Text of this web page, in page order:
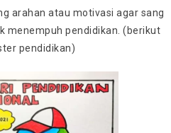
arahan atau motivasi agar sang
menempuh pendidikan. (berikut
pendidikan)